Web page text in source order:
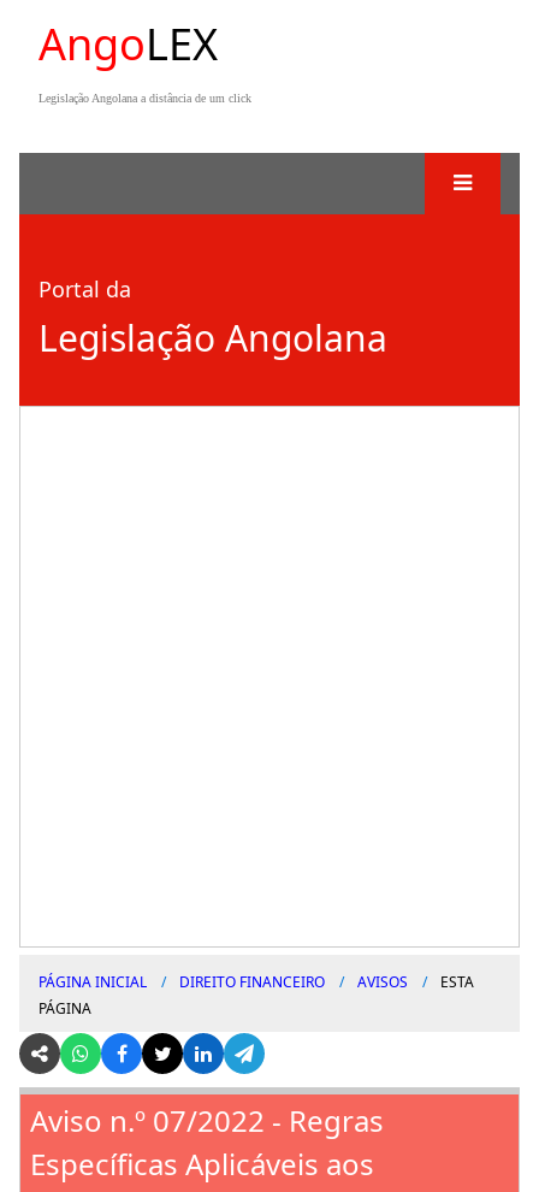
AngoLEX
Legislação Angolana a distância de um click
Portal da
Legislação Angolana
PÁGINA INICIAL DIREITO FINANCEIRO AVISOS
ESTA
PÁGINA
Aviso n.º 07/2022 - Regras
Específicas Aplicáveis aos